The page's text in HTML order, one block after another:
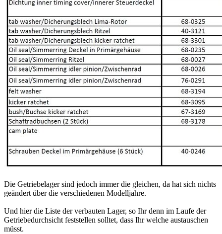
Die Getriebelager sind jedoch immer die gleichen, da hat sich nichts
geändert über die verschiedenen Modelljahre.
Und hier die Liste der verbauten Lager, so Ihr denn im Laufe der
Getriebedurchsicht feststellen solltet, dass Ihr welche austauschen
müsst.